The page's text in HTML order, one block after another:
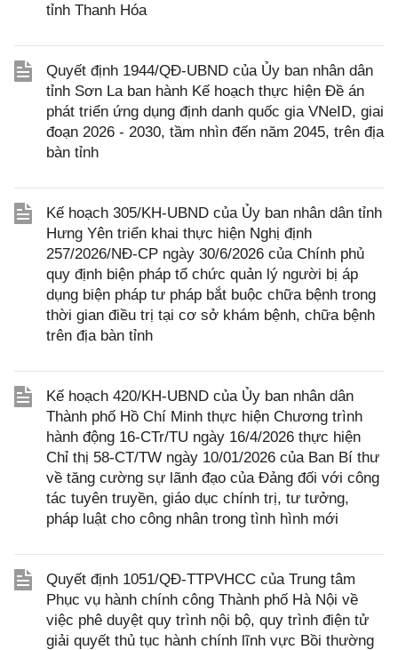
tỉnh Thanh Hóa
Quyết định 1944/QĐ-UBND của Ủy ban nhân dân
tỉnh Sơn La ban hành Kế hoạch thực hiện Đề án
phát triển ứng dụng định danh quốc gia VNeID, giai
đoạn 2026 - 2030, tầm nhìn đến năm 2045, trên địa
bàn tỉnh
Kế hoạch 305/KH-UBND của Ủy ban nhân dân tỉnh
Hưng Yên triển khai thực hiện Nghị định
257/2026/NĐ-CP ngày 30/6/2026 của Chính phủ
quy định biện pháp tổ chức quản lý người bị áp
dụng biện pháp tư pháp bắt buộc chữa bệnh trong
thời gian điều trị tại cơ sở khám bệnh, chữa bệnh
trên địa bàn tỉnh
Kế hoạch 420/KH-UBND của Ủy ban nhân dân
Thành phố Hồ Chí Minh thực hiện Chương trình
hành động 16-CTr/TU ngày 16/4/2026 thực hiện
Chỉ thị 58-CT/TW ngày 10/01/2026 của Ban Bí thư
về tăng cường sự lãnh đạo của Đảng đối với công
tác tuyên truyền, giáo dục chính trị, tư tưởng,
pháp luật cho công nhân trong tình hình mới
Quyết định 1051/QĐ-TTPVHCC của Trung tâm
Phục vụ hành chính công Thành phố Hà Nội về
việc phê duyệt quy trình nội bộ, quy trình điện tử
giải quyết thủ tục hành chính lĩnh vực Bồi thường